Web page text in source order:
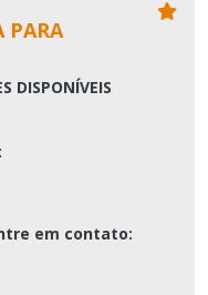
PARA
DISPONÍVEIS
em contato: